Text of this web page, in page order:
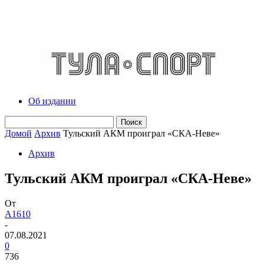
Об издании
Домой Архив Тульский АКМ проиграл «СКА-Неве»
Архив
Тульский АКМ проиграл «СКА-Неве»
От
A1610
-
07.08.2021
0
736